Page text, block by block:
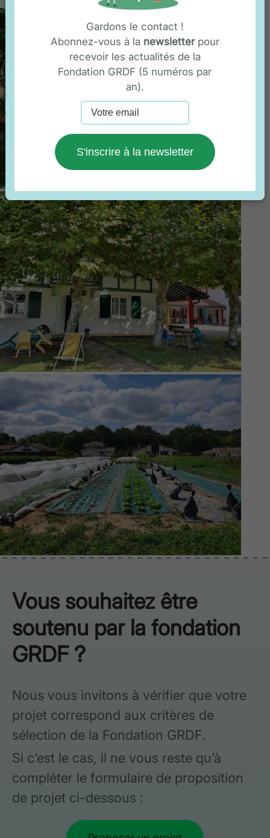
Vous souhaitez être
soutenu par la fondation
GRDF ?
Nous vous invitons à vérifier que votre
projet correspond aux critères de
sélection de la Fondation GRDF.
Si c’est le cas, il ne vous reste qu’à
compléter le formulaire de proposition
de projet ci-dessous :
Gardons le contact !
Abonnez-vous à la newsletterpour
recevoir les actualités de la
Fondation GRDF (5 numéros par
an).
S'inscrire à la newsletter